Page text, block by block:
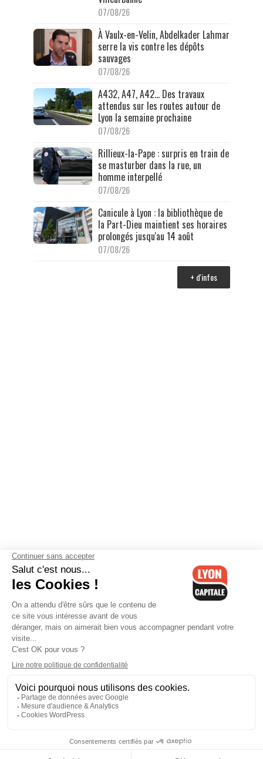
07/08/26
À Vaulx-en-Velin, Abdelkader Lahmar
serre la vis contre les dépôts
sauvages
07/08/26
A432, A47, A42… Des travaux
attendus sur les routes autour de
Lyon la semaine prochaine
07/08/26
Rillieux-la-Pape : surpris en train de
se masturber dans la rue, un
homme interpellé
07/08/26
Canicule à Lyon : la bibliothèque de
la Part-Dieu maintient ses horaires
prolongés jusqu'au 14 août
07/08/26
+ d'infos
Contactez-nous-Mentions légales-CGV-Politique de
confidentialité-Gestion des cookies
Cedex 06